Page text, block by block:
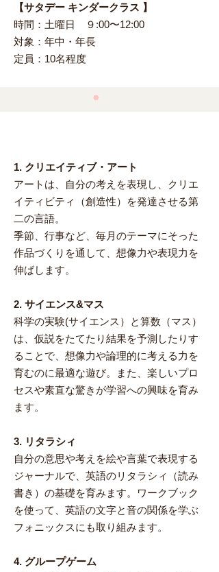
【サタデー キンダークラス 】
時間：土曜日 ９:00〜12:00
対象：年中・年長
定員：10名程度
1. クリエイティブ・アート
アートは、自分の考えを表現し、クリエ
イティビティ（創造性）を発達させる第
二の言語。
季節、行事など、毎月のテーマにそった
作品づくりを通して、想像力や表現力を
伸ばします。
2. サイエンス&マス
科学の実験(サイエンス）と算数（マス）
は、仮説をたてたり結果を予測したりす
ることで、想像力や論理的に考える力を
育むのに最適な遊び。また、楽しいプロ
セスや素直な驚きが学習への興味を育み
ます。
3. リタラシィ
自分の意思や考えを絵や言葉で表現する
ジャーナルで、英語のリタラシィ（読み
書き）の基礎を育みます。ワークブック
を使って、英語の文字と音の関係を学ぶ
フォニックスにも取り組みます。
4. グループゲーム